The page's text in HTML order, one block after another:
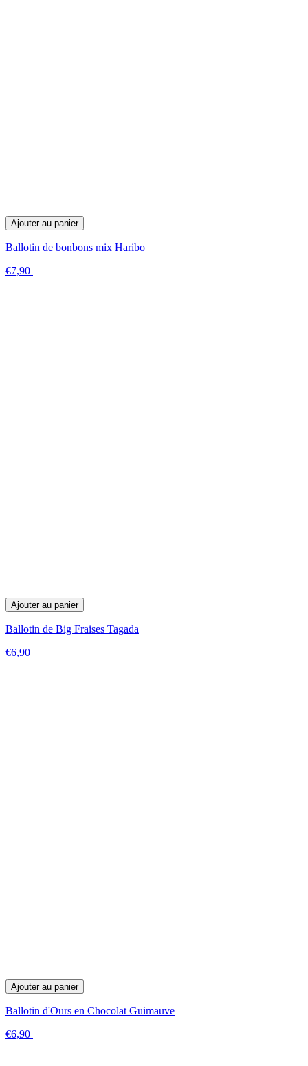
Ajouter au panier
Ballotin de bonbons mix Haribo
€7,90
Ajouter au panier
Ballotin de Big Fraises Tagada
€6,90
Ajouter au panier
Ballotin d'Ours en Chocolat Guimauve
€6,90